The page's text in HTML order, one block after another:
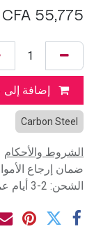
55,775
إضافة إلى
Carbon Steel
الشروط والأحكام
ضمان إرجاع الأموال
الشحن: 2-3 أيام عمل